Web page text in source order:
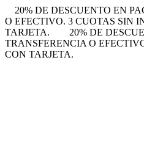
20% DE DESCUENTO EN
O EFECTIVO. 3 CUOTAS SIN
TARJETA.
20% DE
TRANSFERENCIA O
CON TARJETA.